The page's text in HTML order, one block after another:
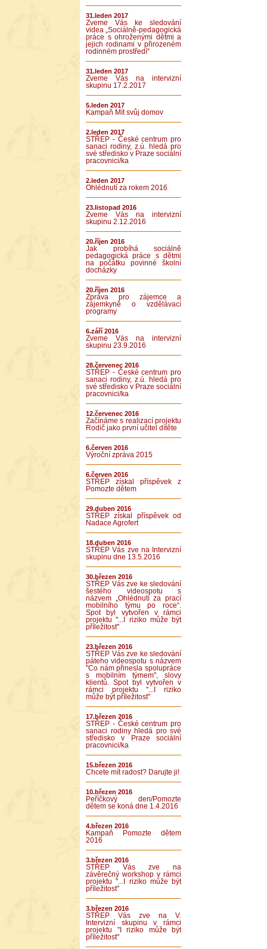
31.leden 2017
Zveme Vás ke sledování
videa „Sociálně-pedagogická
práce s ohroženými dětmi a
jejich rodinami v přirozeném
rodinném prostředí“
31.leden 2017
Zveme Vás na intervizní
skupinu 17.2.2017
5.leden 2017
Kampaň Mít svůj domov
2.leden 2017
STŘEP - České centrum pro
sanaci rodiny, z.ú. hledá pro
své středisko v Praze sociální
pracovnici/ka
2.leden 2017
Ohlédnutí za rokem 2016
23.listopad 2016
Zveme Vás na intervizní
skupinu 2.12.2016
20.říjen 2016
Jak probíhá sociálně
pedagogická práce s dětmi
na počátku povinné školní
docházky
20.říjen 2016
Zpráva pro zájemce a
zájemkyně o vzdělávací
programy
6.září 2016
Zveme Vás na intervizní
skupinu 23.9.2016
28.červenec 2016
STŘEP - České centrum pro
sanaci rodiny, z.ú. hledá pro
své středisko v Praze sociální
pracovnici/ka
12.červenec 2016
Začínáme s realizací projektu
Rodič jako první učitel dítěte
6.červen 2016
Výroční zpráva 2015
6.červen 2016
STŘEP získal příspěvek z
Pomozte dětem
29.duben 2016
STŘEP získal příspěvek od
Nadace Agrofert
18.duben 2016
STŘEP Vás zve na Intervizní
skupinu dne 13.5.2016
30.březen 2016
STŘEP Vás zve ke sledování
šestého videospotu s
názvem „Ohlédnutí za prací
mobilního týmu po roce“.
Spot byl vytvořen v rámci
projektu "...I riziko může být
příležitost"
23.březen 2016
STŘEP Vás zve ke sledování
páteho videospotu s názvem
"Co nám přinesla spolupráce
s mobilním týmem", slovy
klientů. Spot byl vytvořen v
rámci projektu "...I riziko
může být příležitost"
17.březen 2016
STŘEP - České centrum pro
sanaci rodiny hledá pro své
středisko v Praze sociální
pracovnici/ka
15.březen 2016
Chcete mít radost? Darujte ji!
10.březen 2016
Peříčkový den/Pomozte
dětem se koná dne 1.4.2016
4.březen 2016
Kampaň Pomozte dětem
2016
3.březen 2016
STŘEP Vás zve na
závěrečný workshop v rámci
projektu "...I riziko může být
příležitost"
3.březen 2016
STŘEP Vás zve na V.
Intervizní skupinu v rámci
projektu "I riziko může být
příležitost"